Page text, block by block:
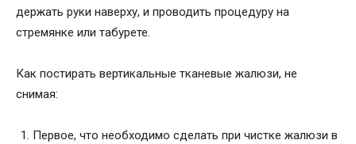
держать руки наверху, и проводить процедуру на
стремянке или табурете.
Как постирать вертикальные тканевые жалюзи, не
снимая:
Первое, что необходимо сделать при чистке жалюзи в